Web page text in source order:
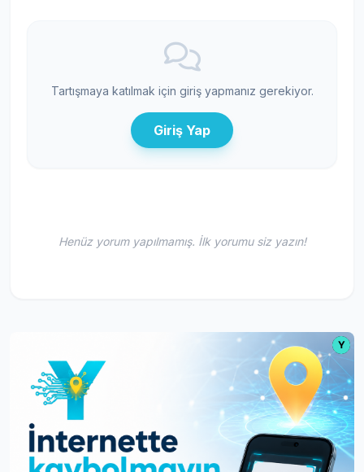
Tartışmaya katılmak için giriş yapmanız gerekiyor.
Giriş Yap
Henüz yorum yapılmamış. İlk yorumu siz yazın!